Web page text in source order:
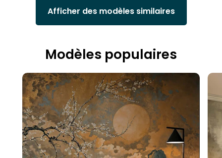
Afficher des modèles similaires
Modèles populaires